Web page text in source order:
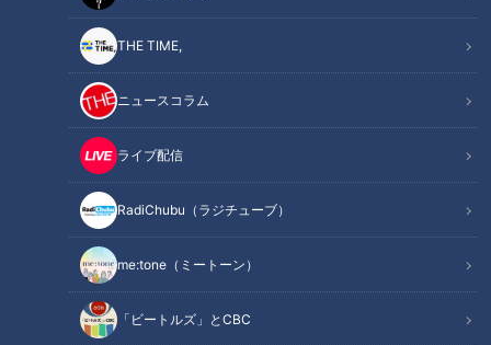
THE TIME,
ニュースコラム
ライブ配信
RadiChubu（ラジチューブ）
me:tone（ミートーン）
「ビートルズ」とCBC
この記事を見たあなたへのおすすめ
ラジオ番組内で結婚を発表！な
のに婚姻届は半年間持ったま
ま？小高アナが入社時の思い出
を語る！
ＣＢＣ宮部和裕アナがたどる名
字のルーツ、戦国の侍・宮部継